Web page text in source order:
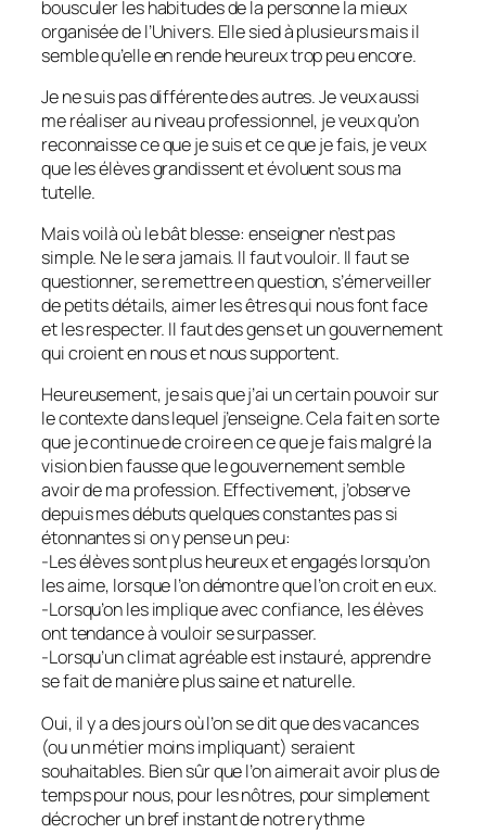
bousculer les habitudes de la personne la mieux
organisée de l’Univers. Elle sied à plusieurs mais il
semble qu’elle en rende heureux trop peu encore.
Je ne suis pas différente des autres. Je veux aussi
me réaliser au niveau professionnel, je veux qu’on
reconnaisse ce que je suis et ce que je fais, je veux
que les élèves grandissent et évoluent sous ma
tutelle.
Mais voilà où le bât blesse: enseigner n’est pas
simple. Ne le sera jamais. Il faut vouloir. Il faut se
questionner, se remettre en question, s’émerveiller
de petits détails, aimer les êtres qui nous font face
et les respecter. Il faut des gens et un gouvernement
qui croient en nous et nous supportent.
Heureusement, je sais que j’ai un certain pouvoir sur
le contexte dans lequel j’enseigne. Cela fait en sorte
que je continue de croire en ce que je fais malgré la
vision bien fausse que le gouvernement semble
avoir de ma profession. Effectivement, j’observe
depuis mes débuts quelques constantes pas si
étonnantes si on y pense un peu:
-Les élèves sont plus heureux et engagés lorsqu’on
les aime, lorsque l’on démontre que l’on croit en eux.
-Lorsqu’on les implique avec confiance, les élèves
ont tendance à vouloir se surpasser.
-Lorsqu’un climat agréable est instauré, apprendre
se fait de manière plus saine et naturelle.
Oui, il y a des jours où l’on se dit que des vacances
(ou un métier moins impliquant) seraient
souhaitables. Bien sûr que l’on aimerait avoir plus de
temps pour nous, pour les nôtres, pour simplement
décrocher un bref instant de notre rythme